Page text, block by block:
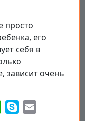
просто
его
себя в
зависит очень
WhatsApp
Skype